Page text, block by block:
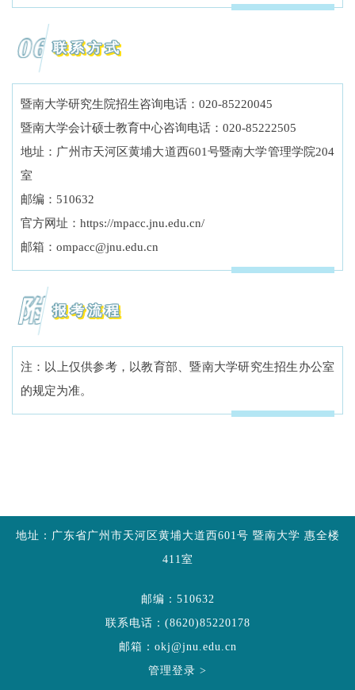
06联系方式
暨南大学研究生院招生咨询电话：020-85220045
暨南大学会计硕士教育中心咨询电话：020-85222505
地址：广州市天河区黄埔大道西601号暨南大学管理学院204
室
邮编：510632
官方网址：https://mpacc.jnu.edu.cn/
邮箱：ompacc@jnu.edu.cn
附报考流程
注：以上仅供参考，以教育部、暨南大学研究生招生办公室
的规定为准。
地址：广东省广州市天河区黄埔大道西601号 暨南大学 惠全楼
411室
邮编：510632
联系电话：(8620)85220178
邮箱：okj@jnu.edu.cn
管理登录 >